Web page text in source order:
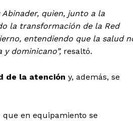
quien, junto a la
la transformación de la Red
entendiendo que la salud
dominicano”, resaltó.
de la atención y, además, se
que en equipamiento se